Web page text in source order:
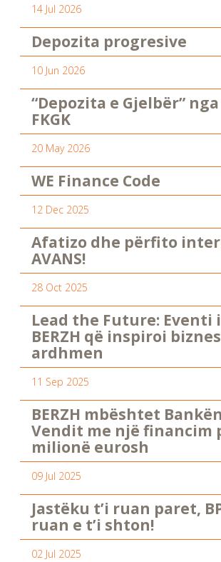
14 Jul 2026
Depozita progresive
10 Jun 2026
“Depozita e Gjelbër” nga
FKGK
20 May 2026
WE Finance Code
12 Dec 2025
Afatizo dhe përfito
AVANS!
28 Oct 2025
Lead the Future: Eventi i
BERZH që inspiroi
ardhmen
11 Sep 2025
BERZH mbështet
Vendit me një financim
milionë eurosh
09 Jul 2025
Jastëku t’i ruan paret,
ruan e t’i shton!
02 Jul 2025